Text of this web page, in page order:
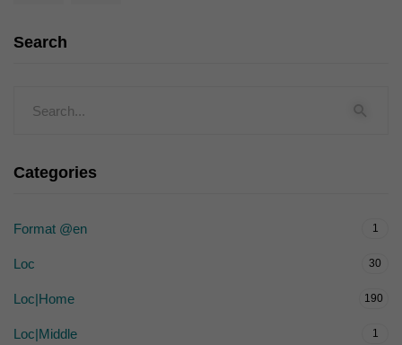
Search
Categories
Format @en 1
Loc 30
Loc|Home 190
Loc|Middle 1